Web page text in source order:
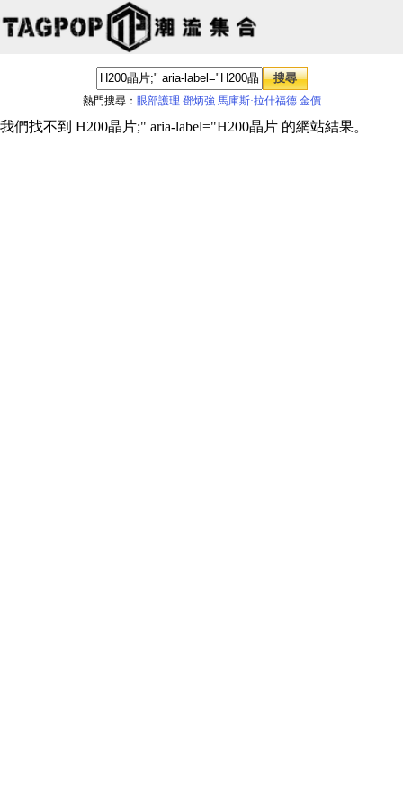
熱門搜尋： 眼部護理 鄧炳強 馬庫斯·拉什福德 金價
我們找不到 H200晶片;" aria-label="H200晶片 的網站結果。